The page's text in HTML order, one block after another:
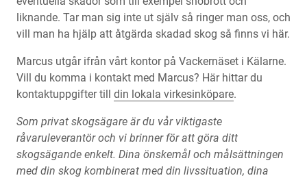
liknande. Tar man sig inte ut själv så ringer man oss, och
vill man ha hjälp att åtgärda skadad skog så finns vi här.
Marcus utgår ifrån vårt kontor på Vackernäset i Kälarne.
Vill du komma i kontakt med Marcus? Här hittar du
kontaktuppgifter till din lokala virkesinköpare.
Som privat skogsägare är du vår viktigaste
råvaruleverantör och vi brinner för att göra ditt
skogsägande enkelt. Dina önskemål och målsättningen
med din skog kombinerat med din livssituation, dina